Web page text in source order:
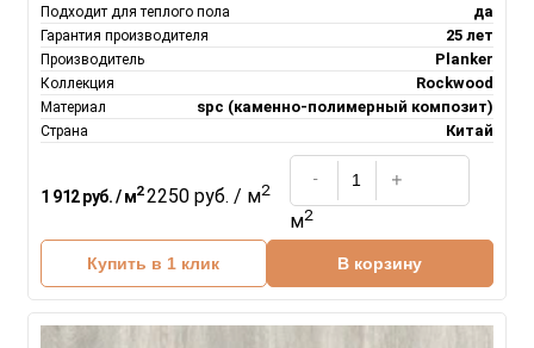
Подходит для теплого пола да
Гарантия производителя 25 лет
Производитель Planker
Коллекция Rockwood
Материал spc (каменно-полимерный композит)
Страна Китай
1 912 руб. / м22250 руб. / м2
м2
Купить в 1 клик В корзину